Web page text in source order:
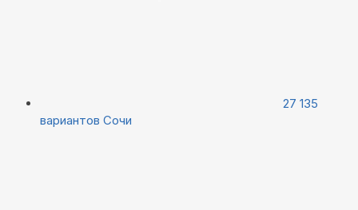
27 135
вариантов Сочи